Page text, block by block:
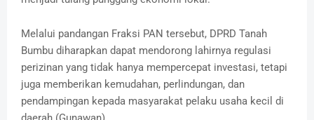
‎Melalui pandangan Fraksi PAN tersebut, DPRD Tanah
Bumbu diharapkan dapat mendorong lahirnya regulasi
perizinan yang tidak hanya mempercepat investasi, tetapi
juga memberikan kemudahan, perlindungan, dan
pendampingan kepada masyarakat pelaku usaha kecil di